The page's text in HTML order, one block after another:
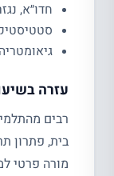
חדו״א,
עזרה
רבים
בית, פתרון
מורה פרטי